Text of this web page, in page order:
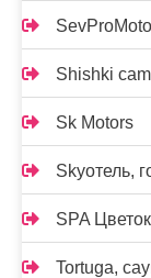
Shishki
Sk Motors
Skyотель,
SPA
Tortuga,